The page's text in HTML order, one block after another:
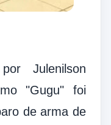
por Julenilson
"Gugu" foi
de arma de